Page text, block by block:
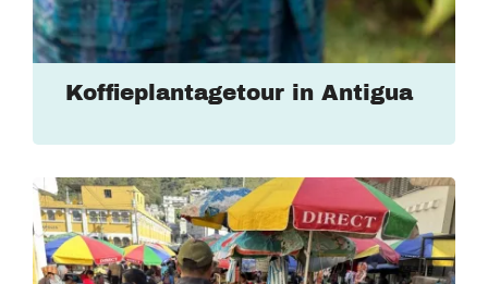
Koffieplantagetour in Antigua